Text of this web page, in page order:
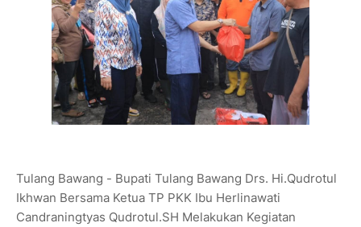
Tulang Bawang - Bupati Tulang Bawang Drs. Hi.Qudrotul
Ikhwan Bersama Ketua TP PKK Ibu Herlinawati
Candraningtyas Qudrotul.SH Melakukan Kegiatan